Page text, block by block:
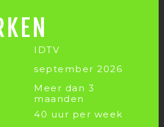
IDTV
september 2026
Meer dan 3
maanden
40 uur per week